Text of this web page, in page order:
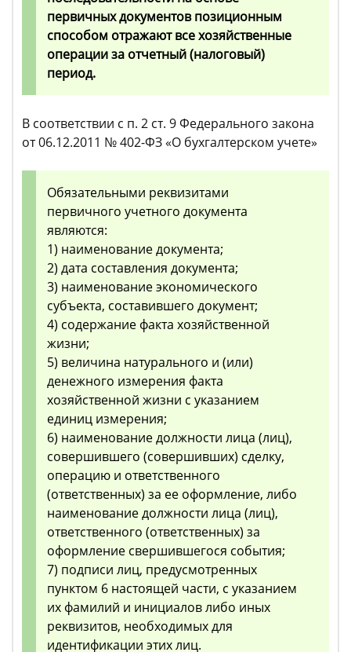
первичных документов позиционным
способом отражают все хозяйственные
операции за отчетный (налоговый)
период.
В соответствии с п. 2 ст. 9 Федерального закона
от 06.12.2011 № 402-ФЗ «О бухгалтерском учете»
Обязательными реквизитами
первичного учетного документа
являются:
1) наименование документа;
2) дата составления документа;
3) наименование экономического
субъекта, составившего документ;
4) содержание факта хозяйственной
жизни;
5) величина натурального и (или)
денежного измерения факта
хозяйственной жизни с указанием
единиц измерения;
6) наименование должности лица (лиц),
совершившего (совершивших) сделку,
операцию и ответственного
(ответственных) за ее оформление, либо
наименование должности лица (лиц),
ответственного (ответственных) за
оформление свершившегося события;
7) подписи лиц, предусмотренных
пунктом 6 настоящей части, с указанием
их фамилий и инициалов либо иных
реквизитов, необходимых для
идентификации этих лиц.